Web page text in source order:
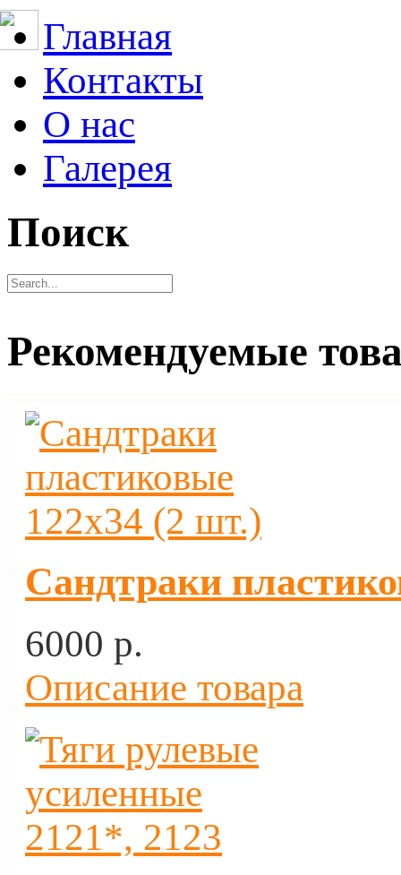
Главная
Контакты
О нас
Галерея
Поиск
Рекомендуемые
Сандтраки
6000 p.
Описание товара